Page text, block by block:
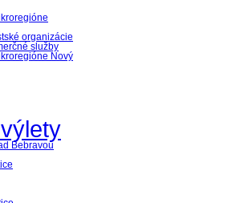
organizácie
služby
Nový
Bebravou